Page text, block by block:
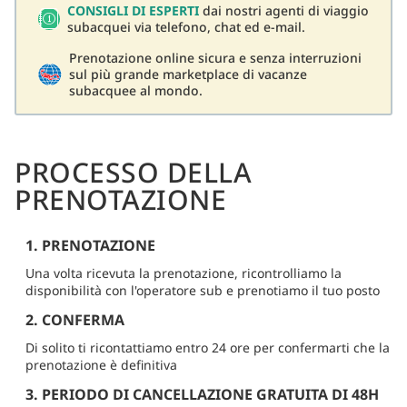
CONSIGLI DI ESPERTI dai nostri agenti di viaggio
subacquei via telefono, chat ed e-mail.
Prenotazione online sicura e senza interruzioni
sul più grande marketplace di vacanze
subacquee al mondo.
PROCESSO DELLA
PRENOTAZIONE
1. PRENOTAZIONE
Una volta ricevuta la prenotazione, ricontrolliamo la
disponibilità con l'operatore sub e prenotiamo il tuo posto
2. CONFERMA
Di solito ti ricontattiamo entro 24 ore per confermarti che la
prenotazione è definitiva
3. PERIODO DI CANCELLAZIONE GRATUITA DI 48H